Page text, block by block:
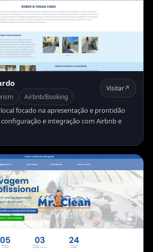
Airbnb/Booking
Visitar↗
focado na apresentação e prontidão
e integração com Airbnb e